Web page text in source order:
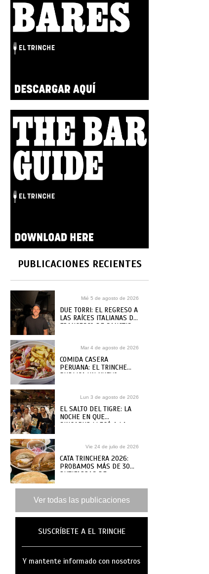
PUBLICACIONES RECIENTES
Mié 5 de agosto de 2026
DUE TORRI: EL REGRESO A
LAS RAÍCES ITALIANAS DE
FRANCESCO DE SANCTIS
Mar 4 de agosto de 2026
COMIDA CASERA
PERUANA: EL TRINCHE
PUBLICA UN NUEVO
Lun 3 de agosto de 2026
EL SALTO DEL TIGRE: LA
NOCHE EN QUE
SINGAPUR LLEGÓ A LA
Vie 24 de julio de 2026
CATA TRINCHERA 2026:
PROBAMOS MÁS DE 30
BUTIFARRAS DE
DE ANTAÑO PARA ELEGIR
LAS MEJORES
Ver todas las publicaciones
SUSCRÍBETE A EL TRINCHE
Y mantente informado con nosotros